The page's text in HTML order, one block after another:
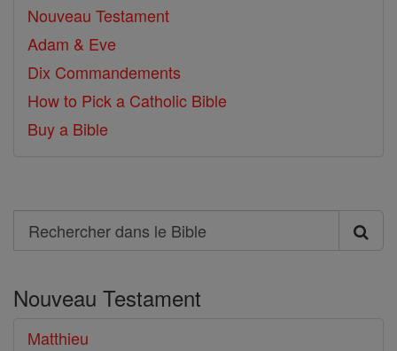
Nouveau Testament
Adam & Eve
Dix Commandements
How to Pick a Catholic Bible
Buy a Bible
Search
Rechercher
le
Bible
Nouveau Testament
Matthieu